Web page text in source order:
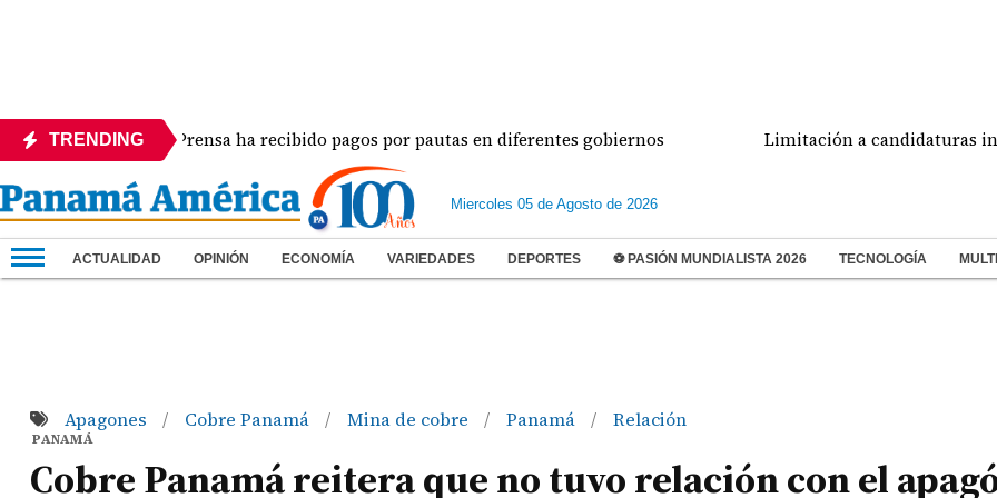
TRENDINGLa Prensa ha recibido pagos por pautas en diferentes gobiernos Limitación a candidaturas
Miercoles 05 de Agosto de 2026
ACTUALIDAD OPINIÓN ECONOMÍA VARIEDADES DEPORTES ⚽ PASIÓN MUNDIALISTA 2026 TECNOLOGÍA
Apagones / Cobre Panamá / Mina de cobre / Panamá / Relación
PANAMÁ
Cobre Panamá reitera que no tuvo relación con el